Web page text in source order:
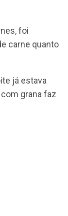
foi
carne quanto
já estava
grana faz